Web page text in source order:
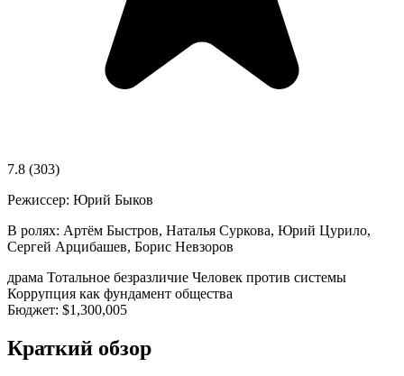
7.8 (303)
Режиссер: Юрий Быков
В ролях: Артём Быстров, Наталья Суркова, Юрий Цурило,
Сергей Арцибашев, Борис Невзоров
драма Тотальное безразличие Человек против системы
Коррупция как фундамент общества
Бюджет: $1,300,005
Краткий обзор